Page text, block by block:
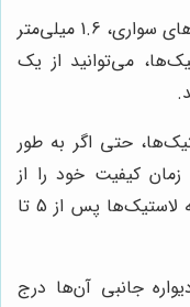
حداقل عمق آج مجاز برای لاستیک‌های سواری، 1.6 میلی‌متر
می‌توانید از یک
حتی اگر به طور
کیفیت خود را از
دست می‌دهند. توصیه می‌شود که لاستیک‌ها پس از 5 تا
جانبی آن‌ها درج